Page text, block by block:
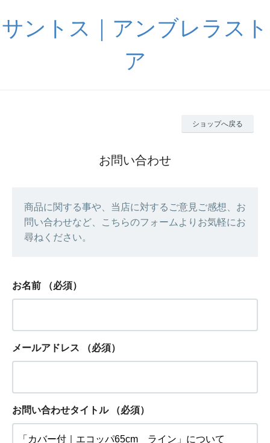
サントス｜アンブレラスト
ア
ショップへ戻る
お問い合わせ
商品に関する事や、当店に対するご意見ご感想、お
問い合わせなど、こちらのフォームよりお気軽にお
尋ねください。
お名前 （必須）
メールアドレス （必須）
お問い合わせタイトル （必須）